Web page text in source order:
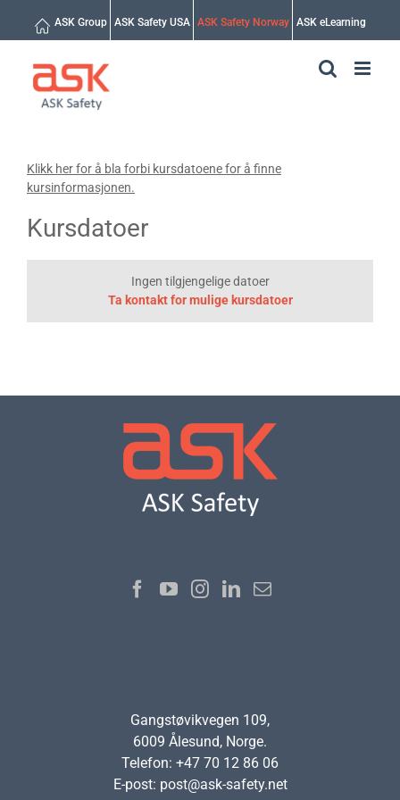
ASK Group ASK Safety USA ASK Safety Norway ASK eLearning
Klikk her for å bla forbi kursdatoene for å finne
kursinformasjonen.
Kursdatoer
Ingen tilgjengelige datoer
Ta kontakt for mulige kursdatoer
Gangstøvikvegen 109,
6009 Ålesund, Norge.
Telefon: +47 70 12 86 06
E-post: post@ask-safety.net